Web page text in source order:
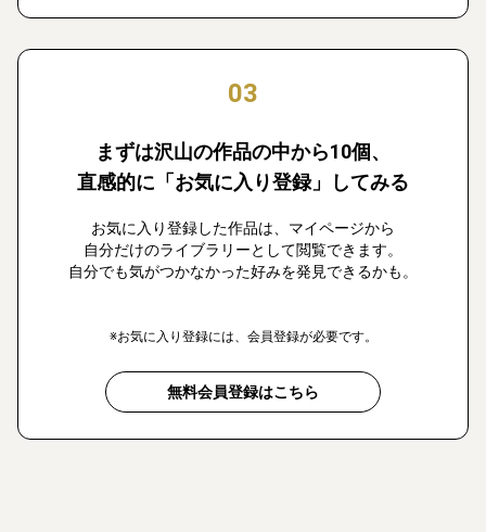
03
まずは沢山の作品の中から10個、
直感的に「お気に入り登録」してみる
お気に入り登録した作品は、マイページから
自分だけのライブラリーとして閲覧できます。
自分でも気がつかなかった好みを発見できるかも。
※お気に入り登録には、会員登録が必要です。
無料会員登録はこちら